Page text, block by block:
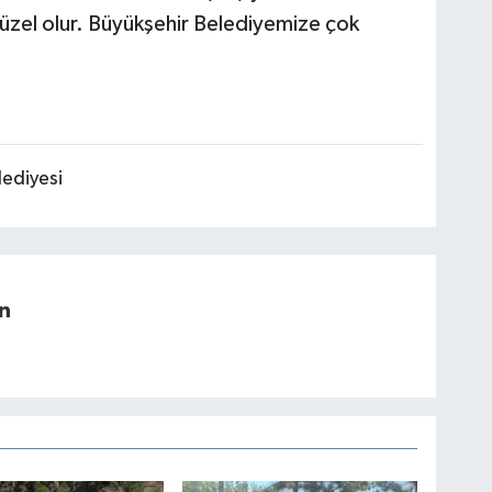
olur. Büyükşehir Belediyemize çok